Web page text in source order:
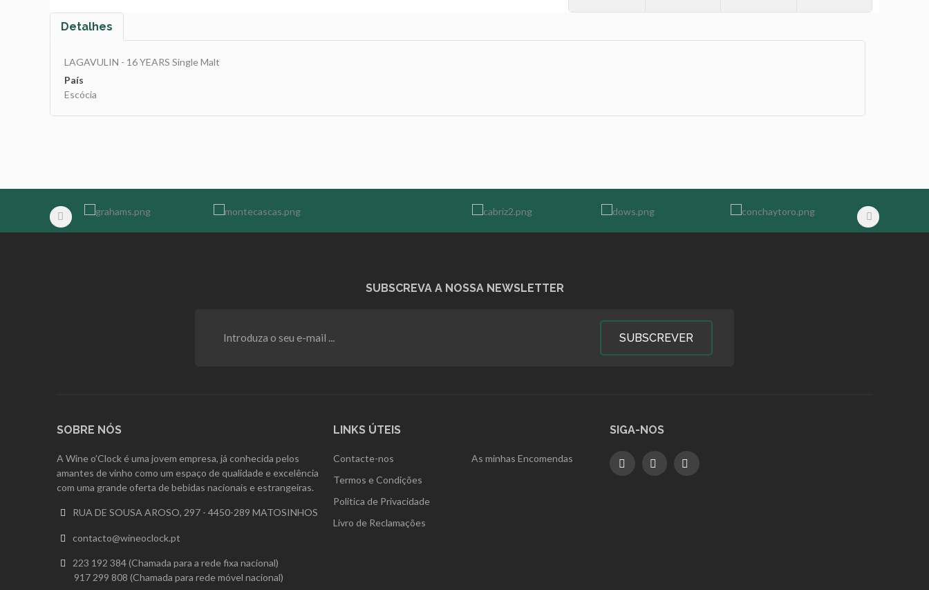
Detalhes
LAGAVULIN - 16 YEARS Single Malt
País
Escócia
SUBSCREVA A NOSSA NEWSLETTER
SUBSCREVER
SOBRE NÓS
A Wine o’Clock é uma jovem empresa, já conhecida pelos
amantes de vinho como um espaço de qualidade e excelência
com uma grande oferta de bebidas nacionais e estrangeiras.
 RUA DE SOUSA AROSO, 297 - 4450-289 MATOSINHOS
 contacto@wineoclock.pt

223 192 384 (Chamada para a rede fixa nacional)
917 299 808 (Chamada para rede móvel nacional)
LINKS ÚTEIS
Contacte-nos
Termos e Condições
Politica de Privacidade
Livro de Reclamações
As minhas Encomendas
SIGA-NOS
